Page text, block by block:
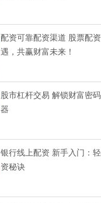
配资可靠配资渠道 股票配
遇，共赢财富未来！
股市杠杆交易 解锁财富密
器
银行线上配资 新手入门：
资秘诀